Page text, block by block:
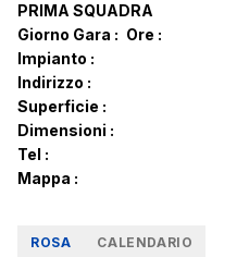
PRIMA SQUADRA
Giorno Gara : Ore :
Impianto :
Indirizzo :
Superficie :
Dimensioni :
Tel :
Mappa :
ROSA CALENDARIO